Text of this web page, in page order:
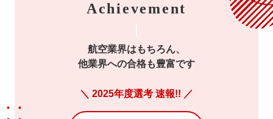
Achievement
航空業界はもちろん、
他業界への合格も豊富です
＼ 2025年度選考 速報!! ／